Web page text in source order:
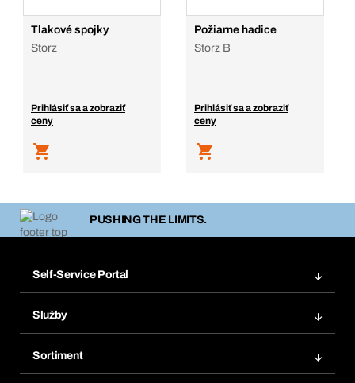
Tlakové spojky
Storz
Prihlásiť sa a zobraziť
ceny
Požiarne hadice
Storz B
Prihlásiť sa a zobraziť
ceny
PUSHING THE LIMITS.
Self-Service Portal
Obľúbené
Opakované objednávky
Služby
Sortiment